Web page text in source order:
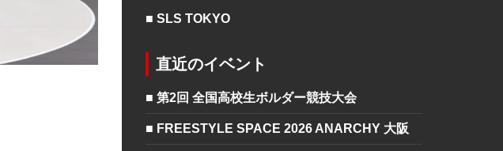
■ SLS TOKYO
直近のイベント
■ 第2回 全国高校生ボルダー競技大会
■ FREESTYLE SPACE 2026 ANARCHY 大阪